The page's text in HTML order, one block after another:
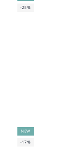
-25%
NEW
-17%